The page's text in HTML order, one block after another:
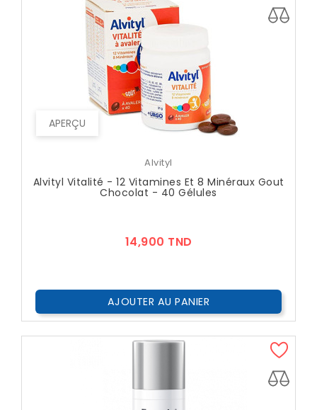
APERÇU
Alvityl
Alvityl Vitalité - 12 Vitamines Et 8 Minéraux Gout
Chocolat - 40 Gélules
14,900 TND
AJOUTER AU PANIER